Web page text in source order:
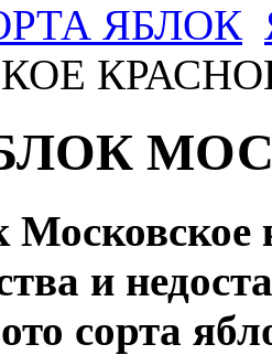
ЯБЛОК
и
сорта